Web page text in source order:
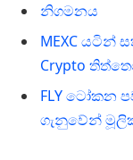
නිගමනය
MEXC යටින්
Crypto
FLY ටෝකන
ගැනුවේන්